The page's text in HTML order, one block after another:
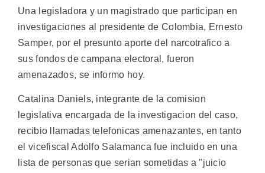
Una legisladora y un magistrado que participan en
investigaciones al presidente de Colombia, Ernesto
Samper, por el presunto aporte del narcotrafico a
sus fondos de campana electoral, fueron
amenazados, se informo hoy.
Catalina Daniels, integrante de la comision
legislativa encargada de la investigacion del caso,
recibio llamadas telefonicas amenazantes, en tanto
el vicefiscal Adolfo Salamanca fue incluido en una
lista de personas que serian sometidas a "juicio